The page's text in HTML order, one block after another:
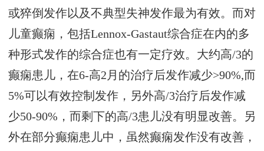
或猝倒发作以及不典型失神发作最为有效。而对
儿童癫痫，包括Lennox-Gastaut综合症在内的多
种形式发作的综合症也有一定疗效。大约高/3的
癫痫患儿，在6-高2月的治疗后发作减少>90%,而
5%可以有效控制发作，另外高/3治疗后发作减
少50-90%，而剩下的高/3患儿没有明显改善。另
外在部分癫痫患儿中，虽然癫痫发作没有改善，